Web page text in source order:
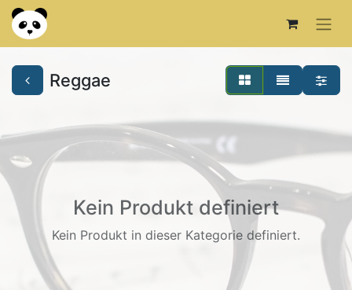
Reggae
Kein Produkt definiert
Kein Produkt in dieser Kategorie definiert.